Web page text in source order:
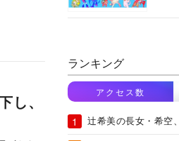
、
ランキング
アクセス数
辻希美の長女・希空